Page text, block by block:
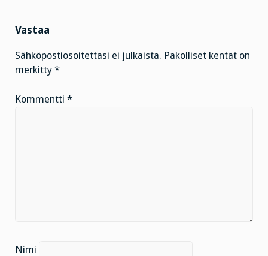
Vastaa
Sähköpostiosoitettasi ei julkaista. Pakolliset kentät on
merkitty *
Kommentti *
Nimi